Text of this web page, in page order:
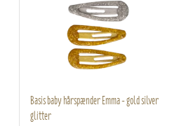
Basis baby hårspænder Emma - gold silver
glitter